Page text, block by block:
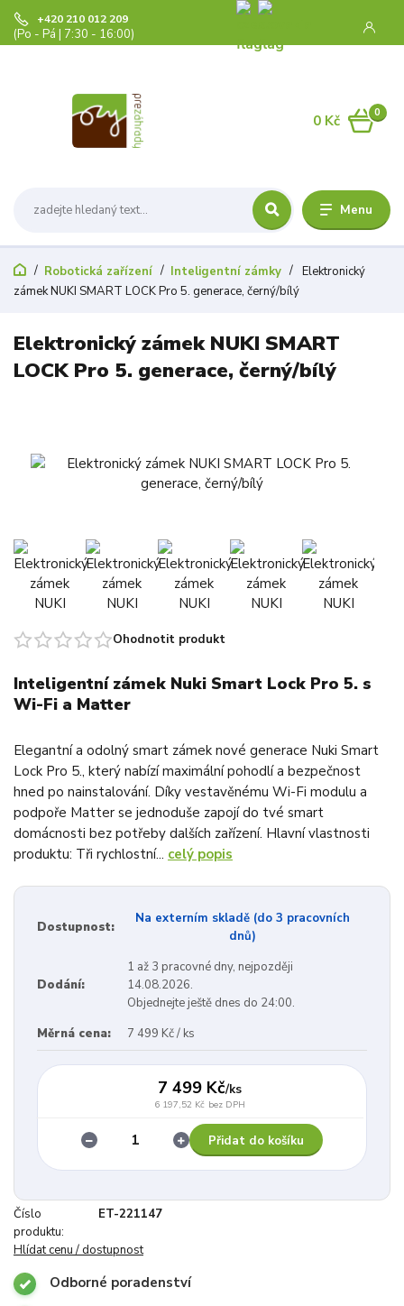
Menu
+420 210 012 209
(Po - Pá | 7:30 - 16:00)
0
0 Kč
Robotická zařízení Inteligentní zámky
Elektronický
zámek NUKI SMART LOCK Pro 5. generace, černý/bílý
Elektronický zámek NUKI SMART
LOCK Pro 5. generace, černý/bílý
Ohodnotit produkt
Inteligentní zámek Nuki Smart Lock Pro 5. s
Wi-Fi a Matter
Elegantní a odolný smart zámek nové generace Nuki Smart
Lock Pro 5., který nabízí maximální pohodlí a bezpečnost
hned po nainstalování. Díky vestavěnému Wi-Fi modulu a
podpoře Matter se jednoduše zapojí do tvé smart
domácnosti bez potřeby dalších zařízení. Hlavní vlastnosti
produktu: Tři rychlostní... celý popis
Dostupnost:
Na externím skladě (do 3 pracovních
dnů)
Dodání:
1 až 3 pracovné dny, nejpozději
14.08.2026.
Objednejte ještě dnes do 24:00.
Měrná cena:
7 499 Kč / ks
7 499 Kč/ks
6 197,52 Kč bez DPH
Přidat do košíku
Číslo
produktu:
ET-221147
Hlídat cenu / dostupnost
Odborné poradenství